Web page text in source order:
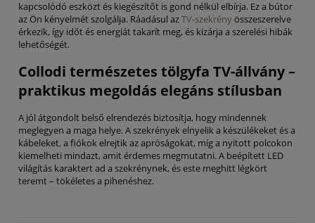
kapcsolódó eszközt és kiegészítőt is gond nélkül elbírja. Ez a bútor
az Ön kényelmét szolgálja. Ráadásul azTV-szekrényösszeszerelve
érkezik, így időt és energiát takarít meg, és kizárja a szerelési hibák
lehetőségét.
Collodi természetes tölgyfa TV-állvány –
praktikus megoldás elegáns stílusban
A jól átgondolt belső elrendezés biztosítja, hogy mindennek
meglegyen a maga helye. A szekrények elnyelik a készülékeket és a
kábeleket, a fiókok elrejtik az apróságokat, míg a nyitott polcokon
kiemelheti mindazt, amit érdemes megmutatni. A beépített LED
világítás karaktert ad a szekrénynek, és este meghitt légkört
teremt – tökéletes a pihenéshez.